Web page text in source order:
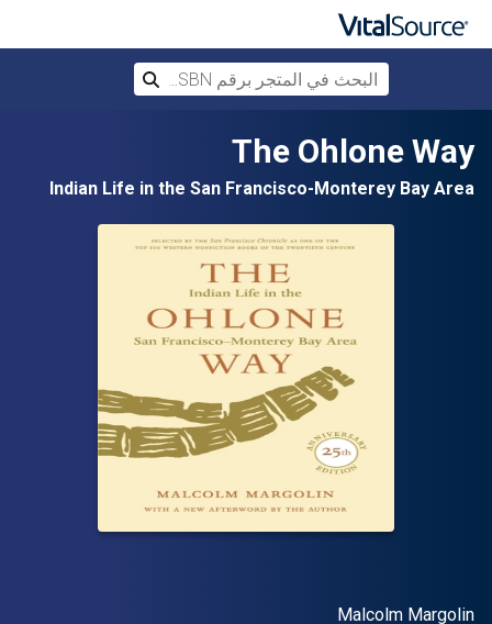
The Ohlone Way
Indian Life in the San Francisco-Monterey Bay Area
المؤلف (المؤلفون)
Malcolm Margolin